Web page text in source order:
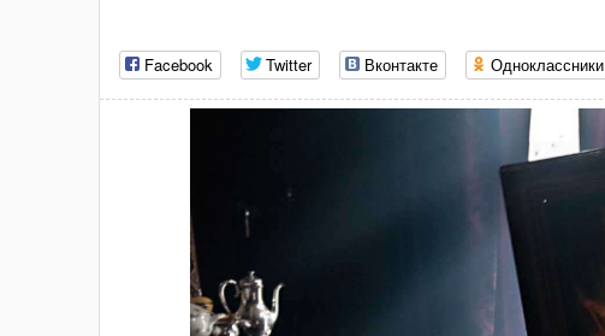
Facebook Twitter Вконтакте Одноклассники